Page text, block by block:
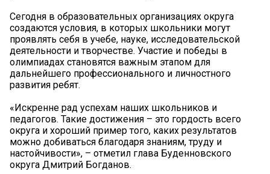
Сегодня в образовательных организациях округа
создаются условия, в которых школьники могут
проявлять себя в учебе, науке, исследовательской
деятельности и творчестве. Участие и победы в
олимпиадах становятся важным этапом для
дальнейшего профессионального и личностного
развития ребят.
«Искренне рад успехам наших школьников и
педагогов. Такие достижения – это гордость всего
округа и хороший пример того, каких результатов
можно добиваться благодаря знаниям, труду и
настойчивости», – отметил глава Буденновского
округа Дмитрий Богданов.